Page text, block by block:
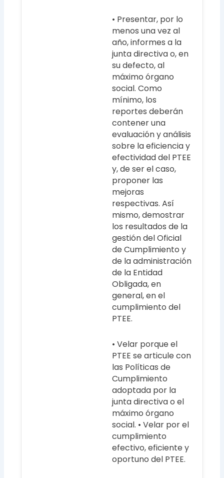
• Presentar, por lo
menos una vez al
año, informes a la
junta directiva o, en
su defecto, al
máximo órgano
social. Como
mínimo, los
reportes deberán
contener una
evaluación y análisis
sobre la eficiencia y
efectividad del PTEE
y, de ser el caso,
proponer las
mejoras
respectivas. Así
mismo, demostrar
los resultados de la
gestión del Oficial
de Cumplimiento y
de la administración
de la Entidad
Obligada, en
general, en el
cumplimiento del
PTEE.
• Velar porque el
PTEE se articule con
las Políticas de
Cumplimiento
adoptada por la
junta directiva o el
máximo órgano
social. • Velar por el
cumplimiento
efectivo, eficiente y
oportuno del PTEE.